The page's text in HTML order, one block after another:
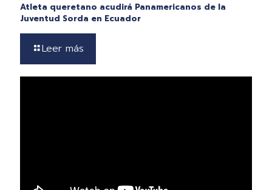
Atleta queretano acudirá Panamericanos de la
Juventud Sorda en Ecuador
Leer más